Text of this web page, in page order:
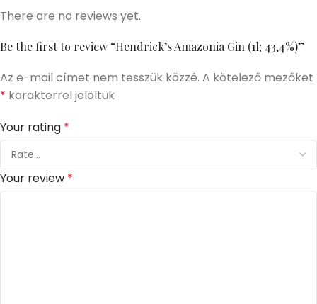
There are no reviews yet.
Be the first to review “Hendrick’s Amazonia Gin (1l; 43,4%)”
Az e-mail címet nem tesszük közzé. A kötelező mezőket
* karakterrel jelöltük
Your rating *
Your review *